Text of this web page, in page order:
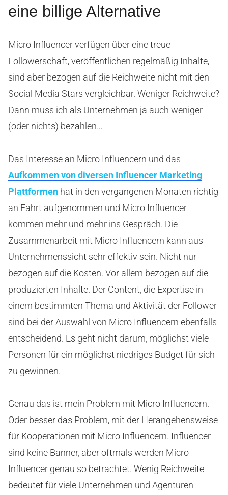
eine billige Alternative
Micro Influencer verfügen über eine treue
Followerschaft, veröffentlichen regelmäßig Inhalte,
sind aber bezogen auf die Reichweite nicht mit den
Social Media Stars vergleichbar. Weniger Reichweite?
Dann muss ich als Unternehmen ja auch weniger
(oder nichts) bezahlen…
Das Interesse an Micro Influencern und das
Aufkommen von diversen Influencer Marketing
Plattformen hat in den vergangenen Monaten richtig
an Fahrt aufgenommen und Micro Influencer
kommen mehr und mehr ins Gespräch. Die
Zusammenarbeit mit Micro Influencern kann aus
Unternehmenssicht sehr effektiv sein. Nicht nur
bezogen auf die Kosten. Vor allem bezogen auf die
produzierten Inhalte. Der Content, die Expertise in
einem bestimmten Thema und Aktivität der Follower
sind bei der Auswahl von Micro Influencern ebenfalls
entscheidend. Es geht nicht darum, möglichst viele
Personen für ein möglichst niedriges Budget für sich
zu gewinnen.
Genau das ist mein Problem mit Micro Influencern.
Oder besser das Problem, mit der Herangehensweise
für Kooperationen mit Micro Influencern. Influencer
sind keine Banner, aber oftmals werden Micro
Influencer genau so betrachtet. Wenig Reichweite
bedeutet für viele Unternehmen und Agenturen